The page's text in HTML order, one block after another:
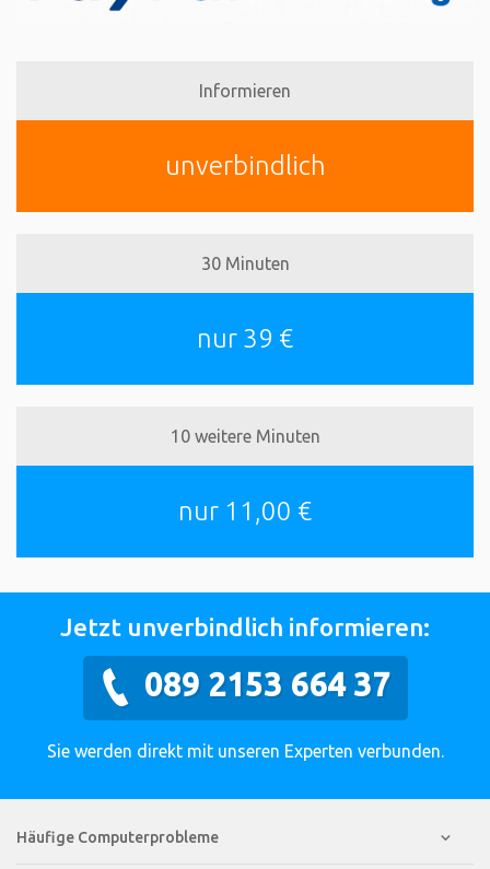
Informieren
unverbindlich
30 Minuten
nur 39 €
10 weitere Minuten
nur 11,00 €
Jetzt unverbindlich informieren:
089 2153 664 37
Sie werden direkt mit unseren Experten verbunden.
Häufige Computerprobleme